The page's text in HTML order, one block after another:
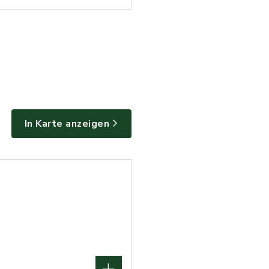
In Karte anzeigen